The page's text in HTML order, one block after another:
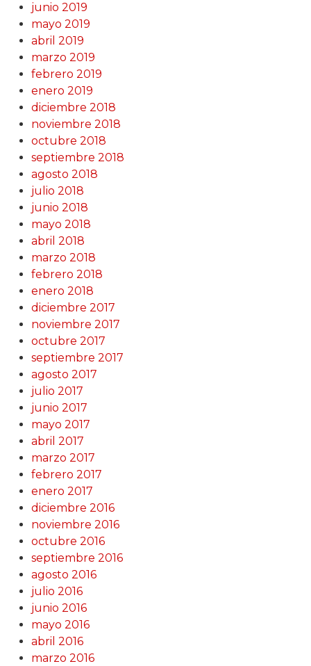
junio 2019
mayo 2019
abril 2019
marzo 2019
febrero 2019
enero 2019
diciembre 2018
noviembre 2018
octubre 2018
septiembre 2018
agosto 2018
julio 2018
junio 2018
mayo 2018
abril 2018
marzo 2018
febrero 2018
enero 2018
diciembre 2017
noviembre 2017
octubre 2017
septiembre 2017
agosto 2017
julio 2017
junio 2017
mayo 2017
abril 2017
marzo 2017
febrero 2017
enero 2017
diciembre 2016
noviembre 2016
octubre 2016
septiembre 2016
agosto 2016
julio 2016
junio 2016
mayo 2016
abril 2016
marzo 2016